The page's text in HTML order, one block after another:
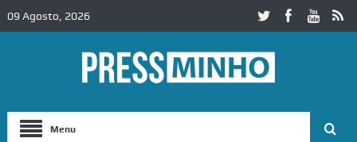
09 Agosto, 2026
Menu